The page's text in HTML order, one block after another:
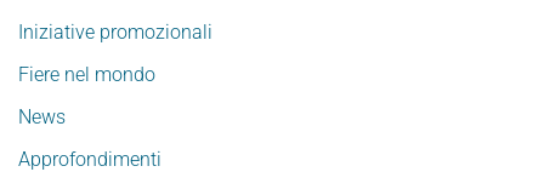
Iniziative promozionali
Fiere nel mondo
News
Approfondimenti